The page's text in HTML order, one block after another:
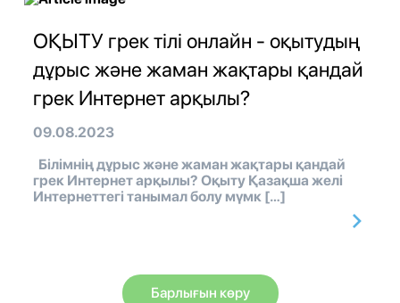
ОҚЫТУ грек тілі онлайн - оқытудың
дұрыс және жаман жақтары қандай
грек Интернет арқылы?
09.08.2023
Білімнің дұрыс және жаман жақтары қандай
грек Интернет арқылы? Оқыту Қазақша желі
Интернеттегі танымал болу мүмк […]
Барлығын көру